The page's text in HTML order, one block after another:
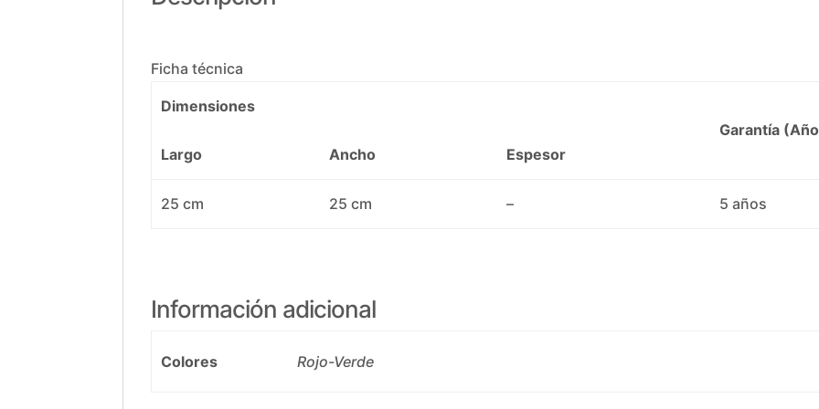
Ficha técnica
Dimensiones
Garantía
Largo
Ancho Espesor
25 cm 25 cm – 5 años
Información adicional
Colores Rojo-Verde